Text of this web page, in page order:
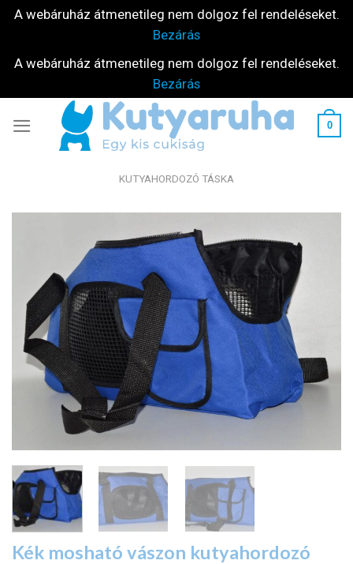
A webáruház átmenetileg nem dolgoz fel rendeléseket.
Bezárás
A webáruház átmenetileg nem dolgoz fel rendeléseket.
Bezárás
0
KUTYAHORDOZÓ TÁSKA
Kék mosható vászon kutyahordozó